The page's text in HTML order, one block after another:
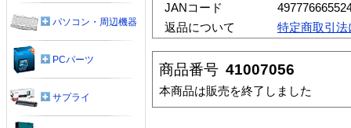
JANコード
返品について
特定商取引
商品番号 41007056
本商品は販売を終了しました
パソコン・周辺機器
PCパーツ
サプライ